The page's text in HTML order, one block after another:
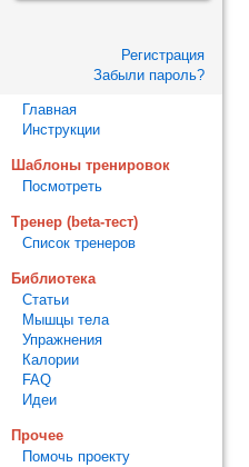
Регистрация
Забыли пароль?
Главная
Инструкции
Шаблоны тренировок
Посмотреть
Тренер (beta-тест)
Список тренеров
Библиотека
Статьи
Мышцы тела
Упражнения
Калории
FAQ
Идеи
Прочее
Помочь проекту